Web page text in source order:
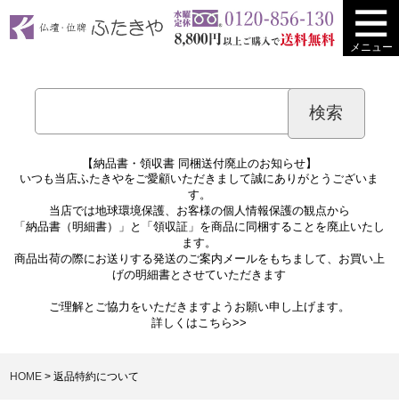
メニュー
【納品書・領収書 同梱送付廃止のお知らせ】
いつも当店ふたきやをご愛顧いただきまして誠にありがとうございま
す。
当店では地球環境保護、お客様の個人情報保護の観点から
「納品書（明細書）」と「領収証」を商品に同梱することを廃止いたし
ます。
商品出荷の際にお送りする発送のご案内メールをもちまして、お買い上
げの明細書とさせていただきます
ご理解とご協力をいただきますようお願い申し上げます。
詳しくはこちら>>
HOME 返品特約について